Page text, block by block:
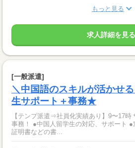
もっと見る
求人詳細を見る
[一般派遣]
＼中国語のスキルが活かせ
生サポート＋事務★
【テンプ派遣⇒社員化実績あり】9〜17時
事務！ ●中国人留学生の対応、サポート
証明書などの書...